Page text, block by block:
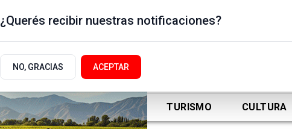
POLÍTICA DEPORTES TURISMO CULTURA
¿Querés recibir nuestras notificaciones?
NO, GRACIAS ACEPTAR